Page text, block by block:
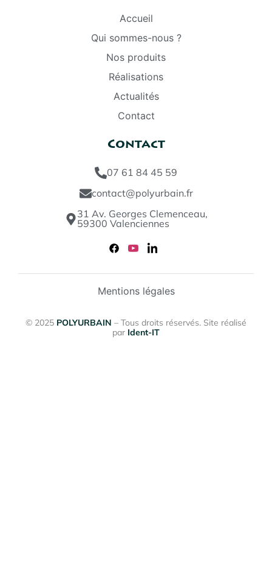
Accueil
Qui sommes-nous ?
Nos produits
Réalisations
Actualités
Contact
Contact
07 61 84 45 59
contact@polyurbain.fr
31 Av. Georges Clemenceau,
59300 Valenciennes
© 2025 POLYURBAIN – Tous droits réservés. Site réalisé
par Ident-IT
Mentions légales